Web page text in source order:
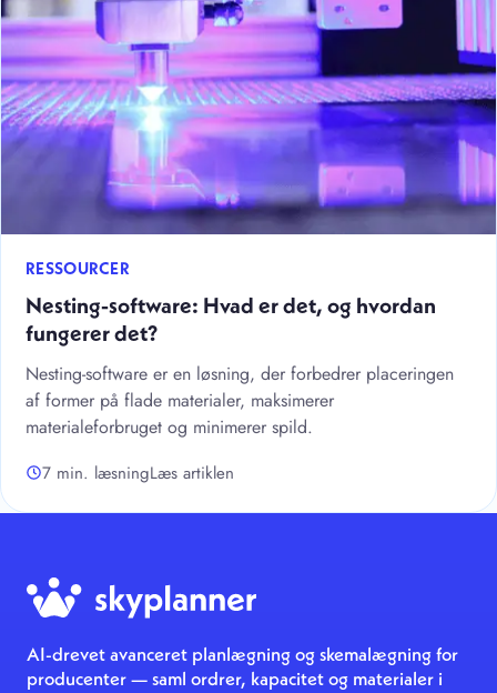
RESSOURCER
Nesting-software: Hvad er det, og hvordan
fungerer det?
Nesting-software er en løsning, der forbedrer placeringen
af former på flade materialer, maksimerer
materialeforbruget og minimerer spild.
7 min. læsningLæs artiklen
AI-drevet avanceret planlægning og skemalægning for
producenter — saml ordrer, kapacitet og materialer i